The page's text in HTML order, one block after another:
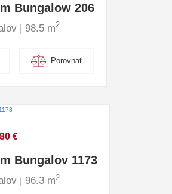
Bungalow 206
| 98.5 m2
Porovnať
€
Bungalov 1173
| 96.3 m2